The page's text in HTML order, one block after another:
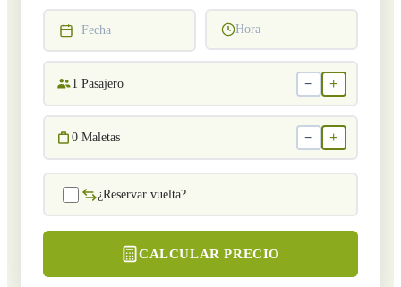
Fecha Hora
1 Pasajero − +
0 Maletas − +
¿Reservar vuelta?
CALCULAR PRECIO